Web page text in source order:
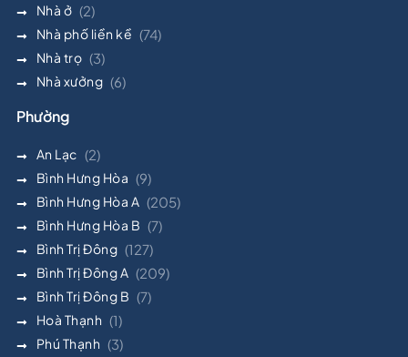
Nhà ở (2)
Nhà phố liền kề (74)
Nhà trọ (3)
Nhà xưởng (6)
Phường
An Lạc (2)
Bình Hưng Hòa (9)
Bình Hưng Hòa A (205)
Bình Hưng Hòa B (7)
Bình Trị Đông (127)
Bình Trị Đông A (209)
Bình Trị Đông B (7)
Hoà Thạnh (1)
Phú Thạnh (3)